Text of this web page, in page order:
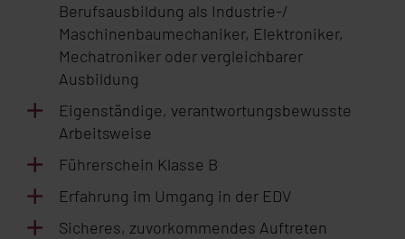
Berufsausbildung als Industrie-/
Maschinenbaumechaniker, Elektroniker,
Mechatroniker oder vergleichbarer
Ausbildung
Eigenständige, verantwortungsbewusste
Arbeitsweise
Führerschein Klasse B
Erfahrung im Umgang in der EDV
Sicheres, zuvorkommendes Auftreten